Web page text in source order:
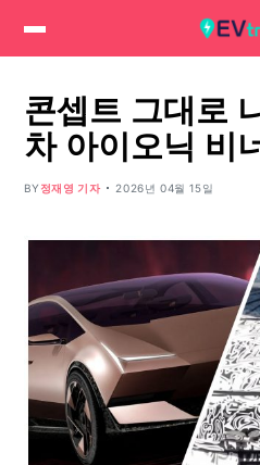
콘셉트 그대로
차 아이오닉 비
BY 정재영 기자 2026년 04월 15일